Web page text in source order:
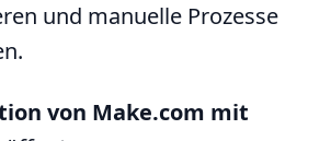
und manuelle Prozesse
von Make.com mit